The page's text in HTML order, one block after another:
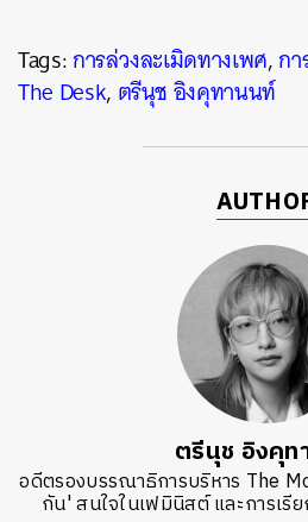
Tags:การล่วงละเมิดทางเพศ,ก
The Desk, ตรีนุช อิงคุทานนท์
ตรีนุช อิงคุท
อดีตรองบรรณาธิการบริหาร The
กัน' สนใจในเฟมินิสต์ และการเรี